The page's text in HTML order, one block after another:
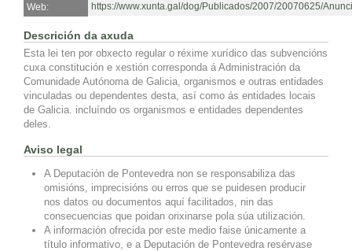
Web:
https://www.xunta.gal/dog/Publicados/2007/20070625/
Descrición da axuda
Esta lei ten por obxecto regular o réxime xurídico das subvencións
cuxa constitución e xestión corresponda á Administración da
Comunidade Autónoma de Galicia, organismos e outras entidades
vinculadas ou dependentes desta, así como ás entidades locais
de Galicia. incluíndo os organismos e entidades dependentes
deles.
Aviso legal
A Deputación de Pontevedra non se responsabiliza das
omisións, imprecisións ou erros que se puidesen producir
nos datos ou documentos aquí facilitados, nin das
consecuencias que poidan orixinarse pola súa utilización.
A información ofrecida por este medio faise únicamente a
título informativo, e a Deputación de Pontevedra resérvase